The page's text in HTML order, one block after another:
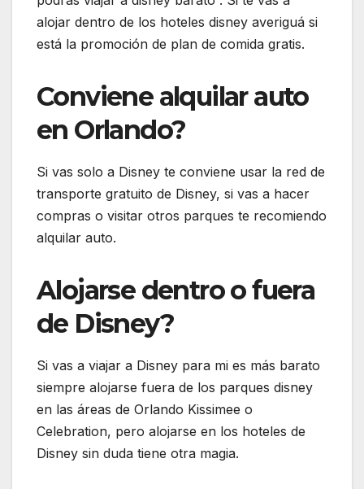
alojar dentro de los hoteles disney averiguá si
está la promoción de plan de comida gratis.
Conviene alquilar auto
en Orlando?
Si vas solo a Disney te conviene usar la red de
transporte gratuito de Disney, si vas a hacer
compras o visitar otros parques te recomiendo
alquilar auto.
Alojarse dentro o fuera
de Disney?
Si vas a viajar a Disney para mi es más barato
siempre alojarse fuera de los parques disney
en las áreas de Orlando Kissimee o
Celebration, pero alojarse en los hoteles de
Disney sin duda tiene otra magia.